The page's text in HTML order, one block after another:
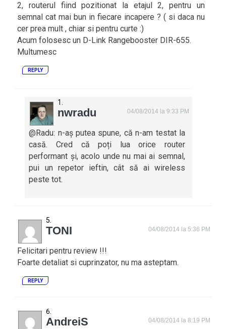
2, routerul fiind pozitionat la etajul 2, pentru un
semnal cat mai bun in fiecare incapere ? ( si daca nu
cer prea mult , chiar si pentru curte :)
Acum folosesc un D-Link Rangebooster DIR-655.
Multumesc
REPLY
nwradu 04/08/2014 la 9:33 PM
@Radu: n-aș putea spune, că n-am testat la
casă. Cred că poți lua orice router
performant și, acolo unde nu mai ai semnal,
pui un repetor ieftin, cât să ai wireless
peste tot.
TONI 04/08/2014 la 5:36 PM
Felicitari pentru review !!!
Foarte detaliat si cuprinzator, nu ma asteptam.
REPLY
AndreiS 04/08/2014 la 8:19 PM